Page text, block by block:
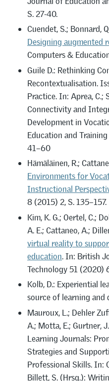
S. 27-40.
Cuendet, S.; Bonnard,
Designing augmented
Computers &
Guile D.: Rethinking
Recontextualisation.
Practice. In: Aprea, C.;
Connectivity and
Development in
Education and
41–60
Hämäläinen, R.;
Environments for
Instructional
8 (2015) 2, S. 135–157.
Kim, K. G.; Oertel, C.;
A. E.; Cattaneo, A.;
virtual reality to
education. In: British
Technology 51 (2020)
Kolb, D.: Experiential
source of learning and
Mauroux, L.; Dehler
A.; Motta, E.; Gurtner,
Learning Journals:
Strategies and
Professional Skills. In:
Billett, S. (Hrsg.):